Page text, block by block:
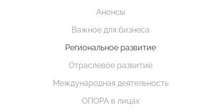
Анонсы
Важное для бизнеса
Региональное развитие
Отраслевое развитие
Международная деятельность
ОПОРА в лицах